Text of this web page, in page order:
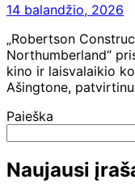
14 balandžio, 2026
„Robertson
Northumberland“
kino ir laisvalaikio
Ašingtone,
Paieška
Naujausi